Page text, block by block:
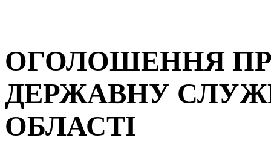
ОГОЛОШЕННЯ
ДЕРЖАВНУ
ОБЛАСТІ